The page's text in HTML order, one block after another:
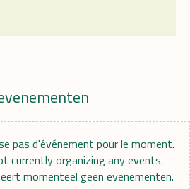
pas d'événement pour le moment.
currently organizing any events.
momenteel geen evenementen.